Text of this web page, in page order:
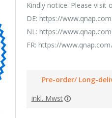
Kindly notice: Please visit
DE: https://
NL: https://
FR: https://
Pre-order/ Long-
inkl. Mwst